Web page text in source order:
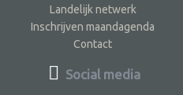
Landelijk netwerk
Inschrijven maandagenda
Contact
Social media